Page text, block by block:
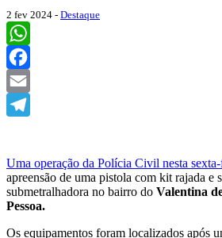
2 fev 2024 - Destaque
WhatsApp
Facebook
Email
Uma operação da Polícia Civil nesta
apreensão de uma pistola com kit rajada e
submetralhadora no bairro do Valentina
Pessoa.
Os equipamentos foram localizados após